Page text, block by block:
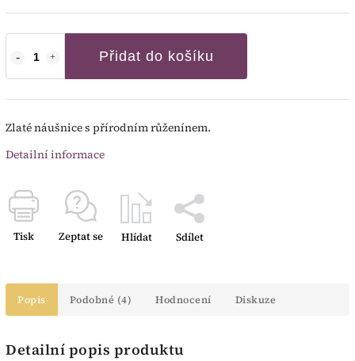
Přidat do košíku
Zlaté náušnice s přírodním růženínem.
Detailní informace
Tisk Zeptat se Hlídat Sdílet
Popis Podobné (4) Hodnocení Diskuze
Detailní popis produktu